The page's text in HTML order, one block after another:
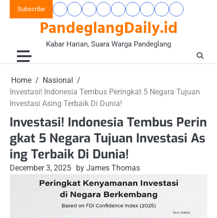
Subscribe
PandeglangDaily.id
Kabar Harian, Suara Warga Pandeglang
BerandaBanten
Raya
Gaya
Hidup
&
Komunitas
Hukum
Kriminal
Nasional
Opini
Wacana
Pandeglang
Today
Pendidikan
&
Kesehatan
Wisata
&
Home
Nasional
Investasi! Indonesia Tembus Peringkat 5 Negara Tujuan
Investasi Asing Terbaik Di Dunia!
Investasi! Indonesia Tembus Perin
gkat 5 Negara Tujuan Investasi As
ing Terbaik Di Dunia!
December 3, 2025 by James Thomas